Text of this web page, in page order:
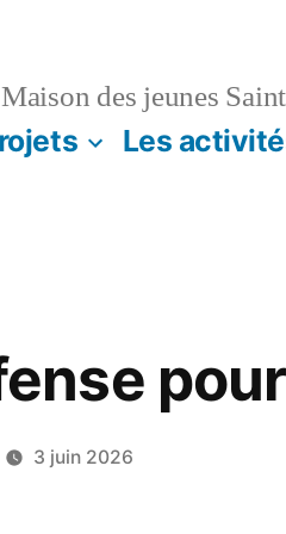
Maison des jeunes
Les
3 juin 2026